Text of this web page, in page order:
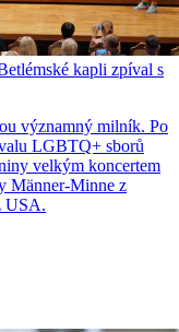
kapli zpíval s
významný milník. Po
LGBTQ+ sborů
velkým koncertem
Männer-Minne z
USA.